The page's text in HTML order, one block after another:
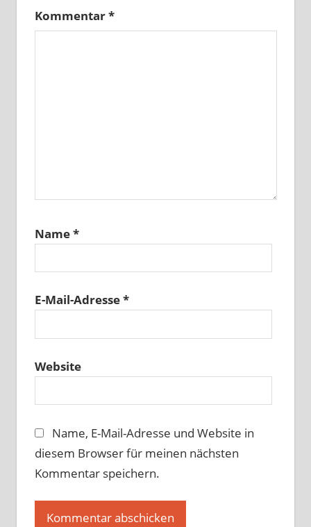
Kommentar*
Name*
E-Mail-Adresse*
Website
Name, E-Mail-Adresse und Website in
diesem Browser für meinen nächsten
Kommentar speichern.